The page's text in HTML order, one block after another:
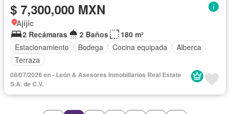
$ 7,300,000 MXN
Ajijic
2 Recámaras
2 Baños
180 m²
Estacionamiento
Bodega Cocina equipada
Alberca
Terraza
08/07/2026 en - León & Asesores Inmobiliarios Real Estate
S.A. de C.V.